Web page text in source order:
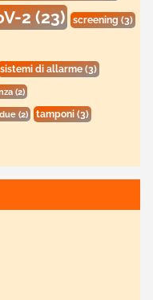
2(23) screening(3)
sistemi di allarme(3)
(2)
(2) tamponi(3)